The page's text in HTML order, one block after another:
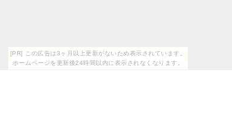
[PR] この広告は3ヶ月以上更新がないため表示されています。
ホームページを更新後24時間以内に表示されなくなります。